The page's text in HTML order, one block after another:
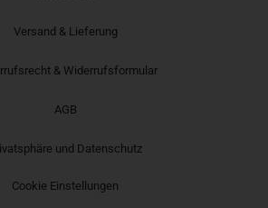
Versand & Lieferung
& Widerrufsformular
AGB
und Datenschutz
Cookie Einstellungen